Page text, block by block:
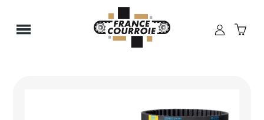
Panneau de gestion des cookies